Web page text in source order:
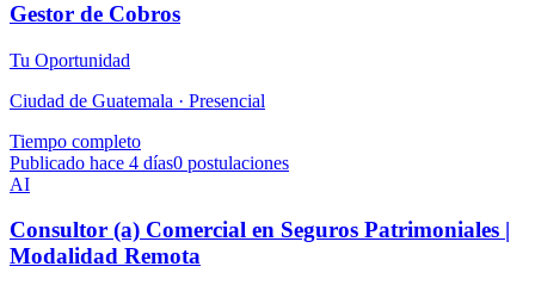
Gestor de Cobros
Tu Oportunidad
Ciudad de Guatemala · Presencial
Tiempo completo
Publicado hace 4 días0 postulaciones
AI
Consultor (a) Comercial en Seguros Patrimoniales |
Modalidad Remota